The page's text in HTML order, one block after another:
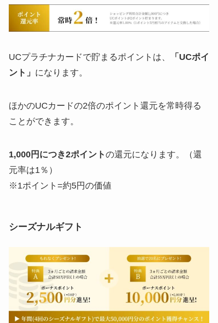
UCプラチナカードで貯まるポイントは、
「UCポイ
ント」 になります。
ほかのUCカードの2倍のポイント還元を常時得る
ことができます。
1,000円につき2ポイントの還元になります。（還
元率は1％）
※1ポイント=約5円の価値
シーズナルギフト